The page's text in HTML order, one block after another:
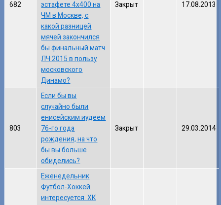
682
эстафете 4x400 на
ЧМ в Москве, с
какой разницей
мячей закончился
бы финальный матч
ЛЧ 2015 в пользу
московского
Динамо?
Закрыт 17.08.2013
803
Если бы вы
случайно были
енисейским иудеем
76-го года
рождения, на что
бы вы больше
обиделись?
Закрыт 29.03.2014
Еженедельник
Футбол-Хоккей
интересуется. ХК